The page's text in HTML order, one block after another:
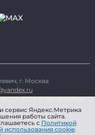
г. Москва
90123 от 26 сентября
сервис Яндекс.Метрика
работы сайта.
с Политикой
использования cookie.